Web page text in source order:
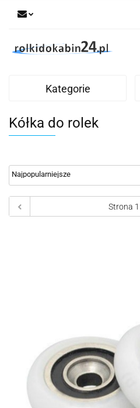
Kategorie
Kółka do rolek